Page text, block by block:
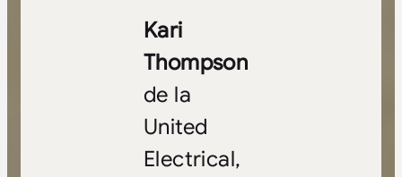
Kari
Thompson
de la
United
Electrical,